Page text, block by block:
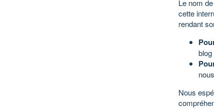
Le nom
cette
rendant
Nous